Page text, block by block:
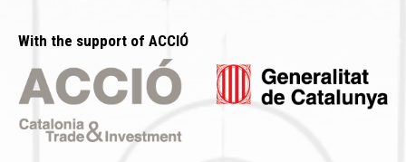
With the support of ACCIÓ